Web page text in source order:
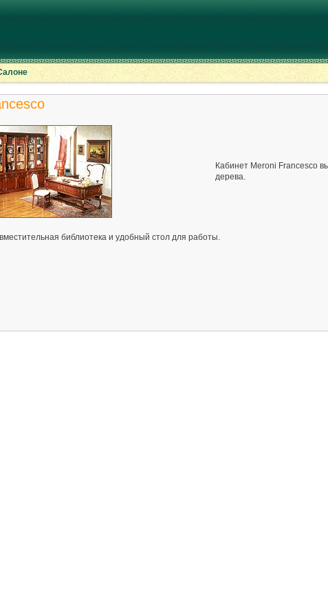
Кабинет Meroni Francesco
дерева.
библиотека и удобный стол для работы.